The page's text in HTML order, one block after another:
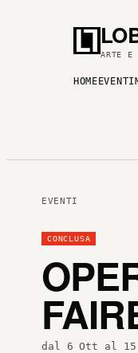
ARTE E
HOME EVENTI
EVENTI
CONCLUSA
dal 6 Ott al 15